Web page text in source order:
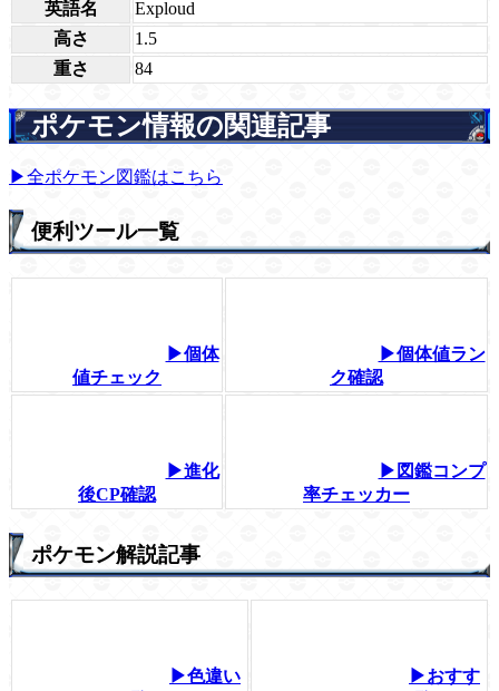
英語名
Exploud
高さ
1.5
重さ
84
ポケモン情報の関連記事
▶全ポケモン図鑑はこちら
便利ツール一覧
▶個体
値チェック
▶個体値ラン
ク確認
▶進化
後CP確認
▶図鑑コンプ
率チェッカー
ポケモン解説記事
▶色違い
▶おすす